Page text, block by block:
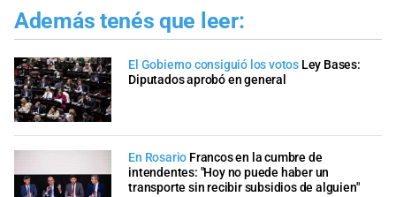
Además tenés que leer:
El Gobierno consiguió los votos Ley Bases:
Diputados aprobó en general
En Rosario Francos en la cumbre de
intendentes: "Hoy no puede haber un
transporte sin recibir subsidios de alguien"